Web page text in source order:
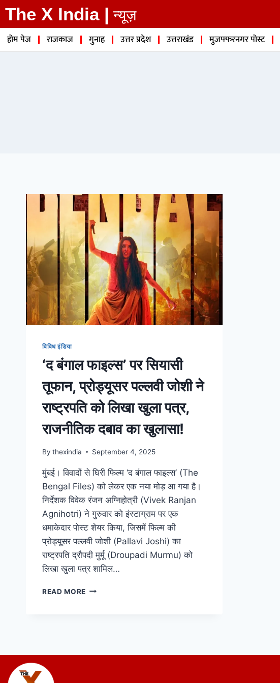
The X India | न्यूज़
होम पेज राजकाज गुनाह उत्तर प्रदेश उत्तराखंड मुजफ्फरनगर पोस्ट
विविध इंडिया
‘द बंगाल फाइल्स’ पर सियासी
तूफान, प्रोड्यूसर पल्लवी जोशी ने
राष्ट्रपति को लिखा खुला पत्र,
राजनीतिक दबाव का खुलासा!
By thexindia September 4, 2025
मुंबई। विवादों से घिरी फिल्म ‘द बंगाल फाइल्स’ (The
Bengal Files) को लेकर एक नया मोड़ आ गया है।
निर्देशक विवेक रंजन अग्निहोत्री (Vivek Ranjan
Agnihotri) ने गुरुवार को इंस्टाग्राम पर एक
धमाकेदार पोस्ट शेयर किया, जिसमें फिल्म की
प्रोड्यूसर पल्लवी जोशी (Pallavi Joshi) का
राष्ट्रपति द्रौपदी मुर्मू (Droupadi Murmu) को
लिखा खुला पत्र शामिल…
READ MORE